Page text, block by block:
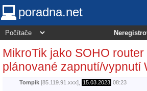
poradna.net
MikroTik jako SOHO router
plánované zapnutí/vypnutí
Tompik [85.119.91.xxx], 15.03.2023 08:23